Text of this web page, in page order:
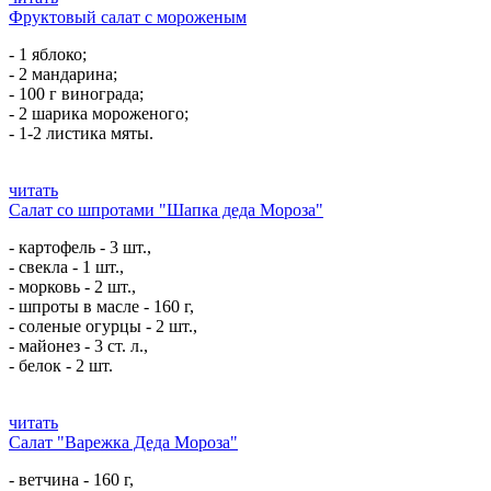
Фруктовый салат с мороженым
- 1 яблоко;
- 2 мандарина;
- 100 г винограда;
- 2 шарика мороженого;
- 1-2 листика мяты.
читать
Салат со шпротами "Шапка деда Мороза"
- картофель - 3 шт.,
- свекла - 1 шт.,
- морковь - 2 шт.,
- шпроты в масле - 160 г,
- соленые огурцы - 2 шт.,
- майонез - 3 ст. л.,
- белок - 2 шт.
читать
Салат "Варежка Деда Мороза"
- ветчина - 160 г,